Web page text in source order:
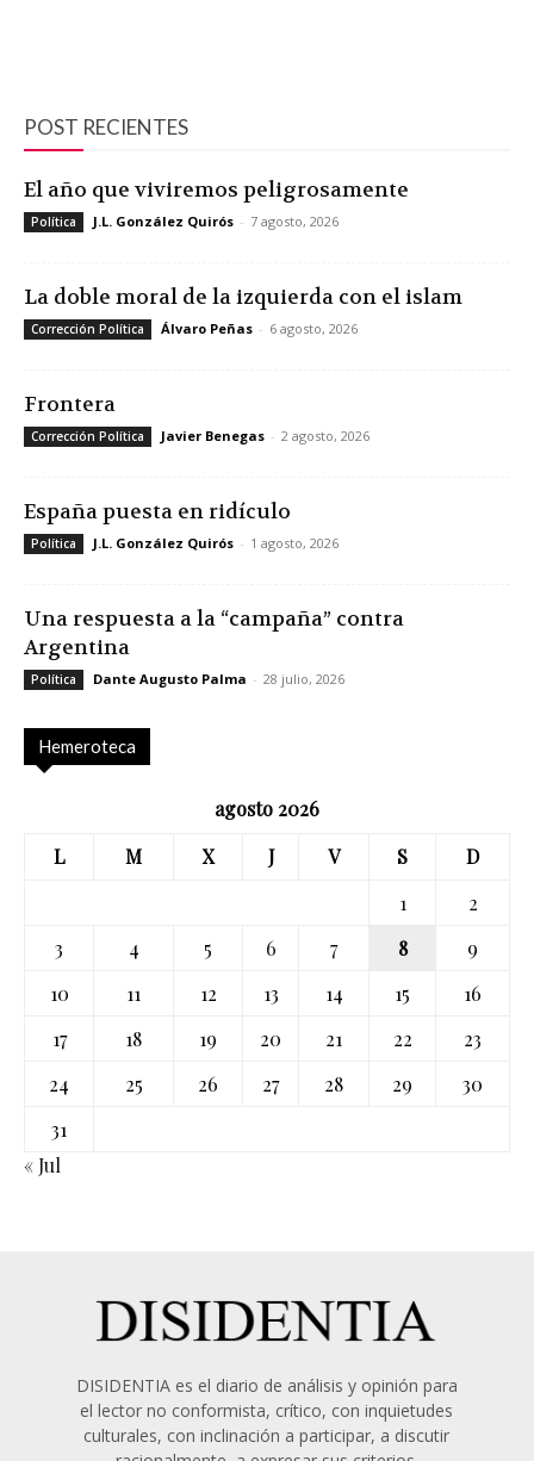
POST RECIENTES
El año que viviremos peligrosamente
Política J.L. González Quirós - 7 agosto, 2026
La doble moral de la izquierda con el islam
Corrección Política Álvaro Peñas - 6 agosto, 2026
Frontera
Corrección Política Javier Benegas - 2 agosto, 2026
España puesta en ridículo
Política J.L. González Quirós - 1 agosto, 2026
Una respuesta a la “campaña” contra
Argentina
Política Dante Augusto Palma - 28 julio, 2026
Hemeroteca
agosto 2026
L
M X J V S
D
1
2
3
4 5 6 7 8
9
10
11 12 13 14 15
16
17
18 19 20 21 22
23
24
25 26 27 28 29
30
31
« Jul
DISIDENTIA es el diario de análisis y opinión para
el lector no conformista, crítico, con inquietudes
culturales, con inclinación a participar, a discutir